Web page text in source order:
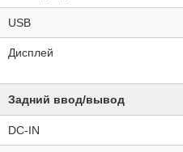
USB
Дисплей
Задний ввод/вывод
DC-IN